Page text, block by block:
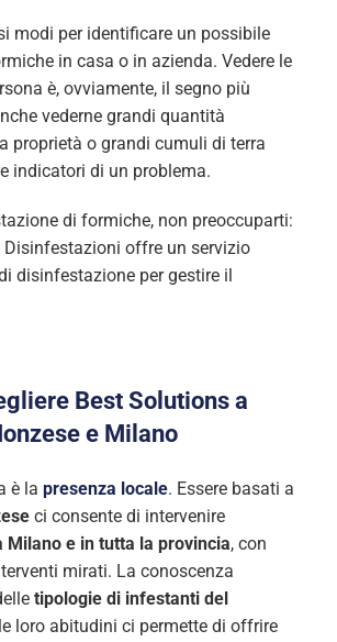
modi per identificare un possibile
in casa o in azienda. Vedere le
è, ovviamente, il segno più
vederne grandi quantità
proprietà o grandi cumuli di terra
indicatori di un problema.
di formiche, non preoccuparti:
Disinfestazioni offre un servizio
disinfestazione per gestire il
Best Solutions a
e Milano
è la presenza locale. Essere basati a
ci consente di intervenire
Milano e in tutta la provincia, con
mirati. La conoscenza
tipologie di infestanti del
loro abitudini ci permette di offrire